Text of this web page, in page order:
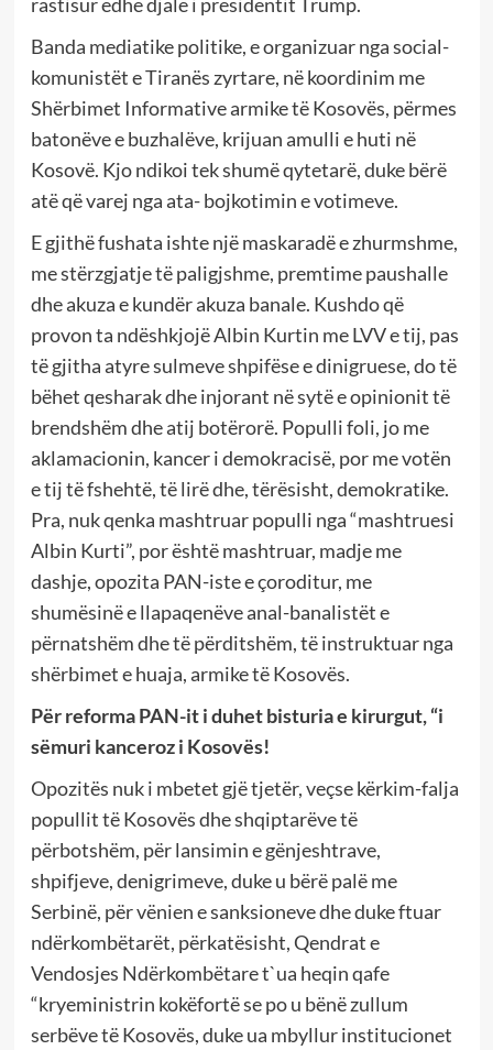
Banda mediatike politike, e organizuar nga social-
komunistët e Tiranës zyrtare, në koordinim me
Shërbimet Informative armike të Kosovës, përmes
batonëve e buzhalëve, krijuan amulli e huti në
Kosovë. Kjo ndikoi tek shumë qytetarë, duke bërë
atë që varej nga ata- bojkotimin e votimeve.
E gjithë fushata ishte një maskaradë e zhurmshme,
me stërzgjatje të paligjshme, premtime paushalle
dhe akuza e kundër akuza banale. Kushdo që
provon ta ndëshkjojë Albin Kurtin me LVV e tij, pas
të gjitha atyre sulmeve shpifëse e dinigruese, do të
bëhet qesharak dhe injorant në sytë e opinionit të
brendshëm dhe atij botërorë. Populli foli, jo me
aklamacionin, kancer i demokracisë, por me votën
e tij të fshehtë, të lirë dhe, tërësisht, demokratike.
Pra, nuk qenka mashtruar populli nga “mashtruesi
Albin Kurti”, por është mashtruar, madje me
dashje, opozita PAN-iste e çoroditur, me
shumësinë e llapaqenëve anal-banalistët e
përnatshëm dhe të përditshëm, të instruktuar nga
shërbimet e huaja, armike të Kosovës.
Për reforma PAN-it i duhet bisturia e kirurgut, “i
sëmuri kanceroz i Kosovës!
Opozitës nuk i mbetet gjë tjetër, veçse kërkim-falja
popullit të Kosovës dhe shqiptarëve të
përbotshëm, për lansimin e gënjeshtrave,
shpifjeve, denigrimeve, duke u bërë palë me
Serbinë, për vënien e sanksioneve dhe duke ftuar
ndërkombëtarët, përkatësisht, Qendrat e
Vendosjes Ndërkombëtare t`ua heqin qafe
“kryeministrin kokëfortë se po u bënë zullum
serbëve të Kosovës, duke ua mbyllur institucionet